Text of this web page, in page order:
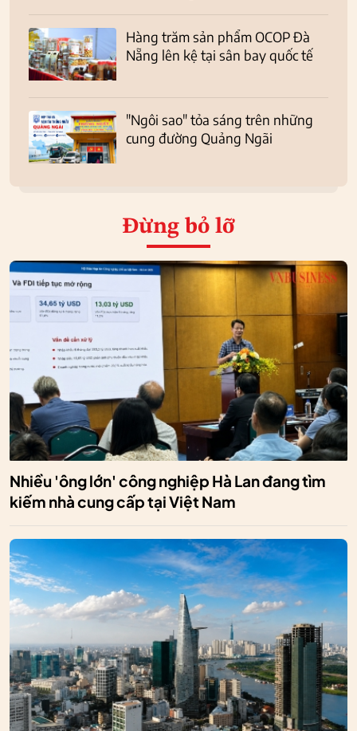
Hàng trăm sản phẩm OCOP Đà
Nẵng lên kệ tại sân bay quốc tế
"Ngôi sao" tỏa sáng trên những
cung đường Quảng Ngãi
Đừng bỏ lỡ
Nhiều 'ông lớn' công nghiệp Hà Lan đang tìm
kiếm nhà cung cấp tại Việt Nam